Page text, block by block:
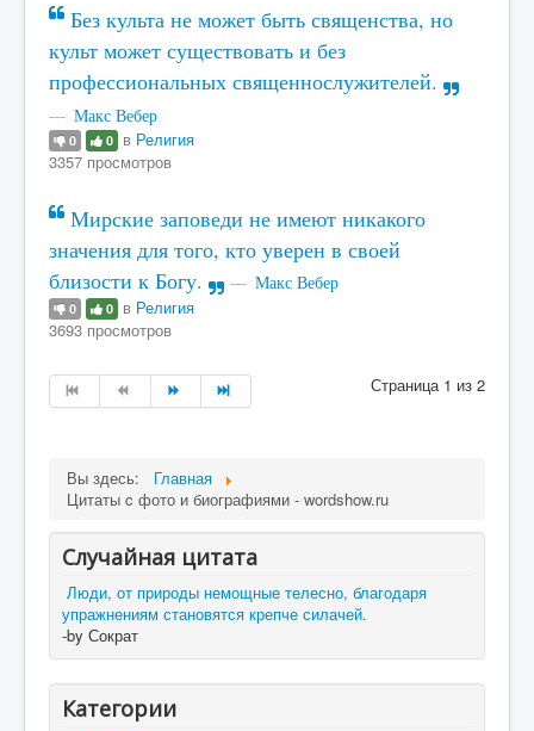
Без культа не может быть священства, но
культ может существовать и без
профессиональных священнослужителей.
Макс Вебер
0 0 в Религия
3357 просмотров
Мирские заповеди не имеют никакого
значения для того, кто уверен в своей
близости к Богу.
Макс Вебер
0 0 в Религия
3693 просмотров
Страница 1 из 2
Вы здесь:
Главная
Цитаты c фото и биографиями - wordshow.ru
Случайная цитата
Люди, от природы немощные телесно, благодаря
упражнениям становятся крепче силачей.
-by Сократ
Категории